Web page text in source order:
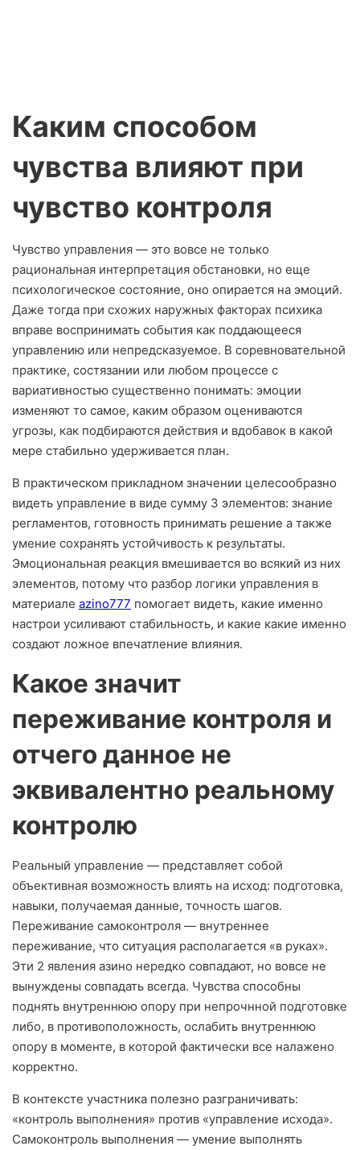
Каким способом
чувства влияют при
чувство контроля
Чувство управления — это вовсе не только
рациональная интерпретация обстановки, но еще
психологическое состояние, оно опирается на эмоций.
Даже тогда при схожих наружных факторах психика
вправе воспринимать события как поддающееся
управлению или непредсказуемое. В соревновательной
практике, состязании или любом процессе с
вариативностью существенно понимать: эмоции
изменяют то самое, каким образом оцениваются
угрозы, как подбираются действия и вдобавок в какой
мере стабильно удерживается план.
В практическом прикладном значении целесообразно
видеть управление в виде сумму 3 элементов: знание
регламентов, готовность принимать решение а также
умение сохранять устойчивость к результаты.
Эмоциональная реакция вмешивается во всякий из них
элементов, потому что разбор логики управления в
материале azino777 помогает видеть, какие именно
настрои усиливают стабильность, и какие какие именно
создают ложное впечатление влияния.
Какое значит
переживание контроля и
отчего данное не
эквивалентно реальному
контролю
Реальный управление — представляет собой
объективная возможность влиять на исход: подготовка,
навыки, получаемая данные, точность шагов.
Переживание самоконтроля — внутреннее
переживание, что ситуация располагается «в руках».
Эти 2 явления азино нередко совпадают, но вовсе не
вынуждены совпадать всегда. Чувства способны
поднять внутреннюю опору при непрочнной подготовке
либо, в противоположность, ослабить внутреннюю
опору в моменте, в которой фактически все налажено
корректно.
В контексте участника полезно разграничивать:
«контроль выполнения» против «управление исхода».
Самоконтроль выполнения — умение выполнять